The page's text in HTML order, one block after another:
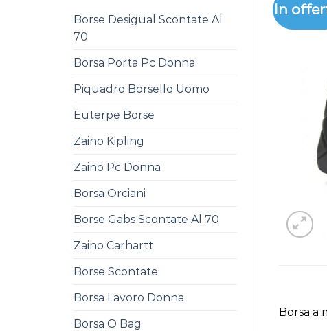
Borse Desigual Scontate Al
70
Borsa Porta Pc Donna
Piquadro Borsello Uomo
Euterpe Borse
Zaino Kipling
Zaino Pc Donna
Borsa Orciani
Borse Gabs Scontate Al 70
Zaino Carhartt
Borse Scontate
Borsa Lavoro Donna
Borsa O Bag
In
Borsa a